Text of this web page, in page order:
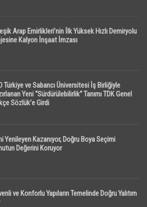
Arap Emirlikleri’nin İlk Yüksek Hızlı Demiryolu
Kalyon İnşaat İmzası
Türkiye ve Sabancı Üniversitesi İş Birliğiyle
Yeni “Sürdürülebilirlik” Tanımı TDK Genel
Sözlük’e Girdi
Yenileyen Kazanıyor, Doğru Boya Seçimi
Değerini Koruyor
ve Konforlu Yapıların Temelinde Doğru Yalıtım